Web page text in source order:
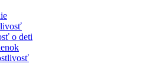
o deti